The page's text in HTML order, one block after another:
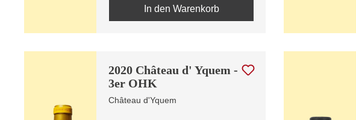
In den Warenkorb
2020 Château d' Yquem -
3er OHK
Château d'Yquem